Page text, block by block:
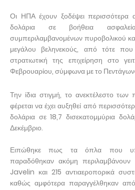
Οι ΗΠΑ έχουν ξοδέψει περισσότερα
δολάρια σε βοήθεια
συμπεριλαμβανομένων πυροβολικού
μεγάλου βεληνεκούς, από τότε
στρατιωτική της επιχείρηση στο
Φεβρουαρίου, σύμφωνα με το
Την ίδια στιγμή, το ανεκτέλεστο
φέρεται να έχει αυξηθεί από
δολάρια σε 18,7 δισεκατομμύρια
Δεκέμβριο.
Ειπώθηκε πως τα όπλα που
παραδόθηκαν ακόμη περιλαμβάνουν
Javelin και 215 αντιαεροπορικά
καθώς αμφότερα παραγγέλθηκαν